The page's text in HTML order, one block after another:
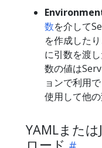
数を介して
を作成した
に引数を渡
数の値は
ョンで利用
使用して他の
YAMLまた